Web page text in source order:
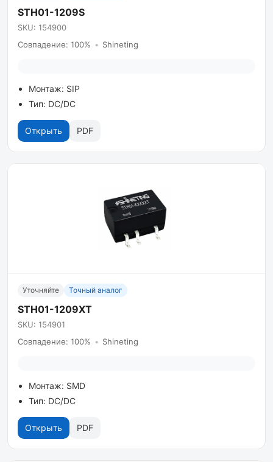
STH01-1209S
SKU: 154900
Совпадение: 100% • Shineting
Монтаж: SIP
Тип: DC/DC
Открыть PDF
Уточняйте Точный аналог
STH01-1209XT
SKU: 154901
Совпадение: 100% • Shineting
Монтаж: SMD
Тип: DC/DC
Открыть PDF